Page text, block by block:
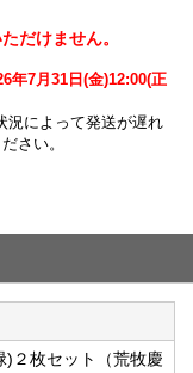
だけません。
年7月31日(金)12:00(正
況によって発送が遅れ
さい。
２枚セット（荒牧慶